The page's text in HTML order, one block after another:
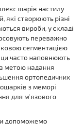
шарів настилу
які створюють різні
вироби, у складі
переважно
сегментацією
часто наповнюють
метою надання
ортопедичних
з меморі
для м'язового
допоможемо